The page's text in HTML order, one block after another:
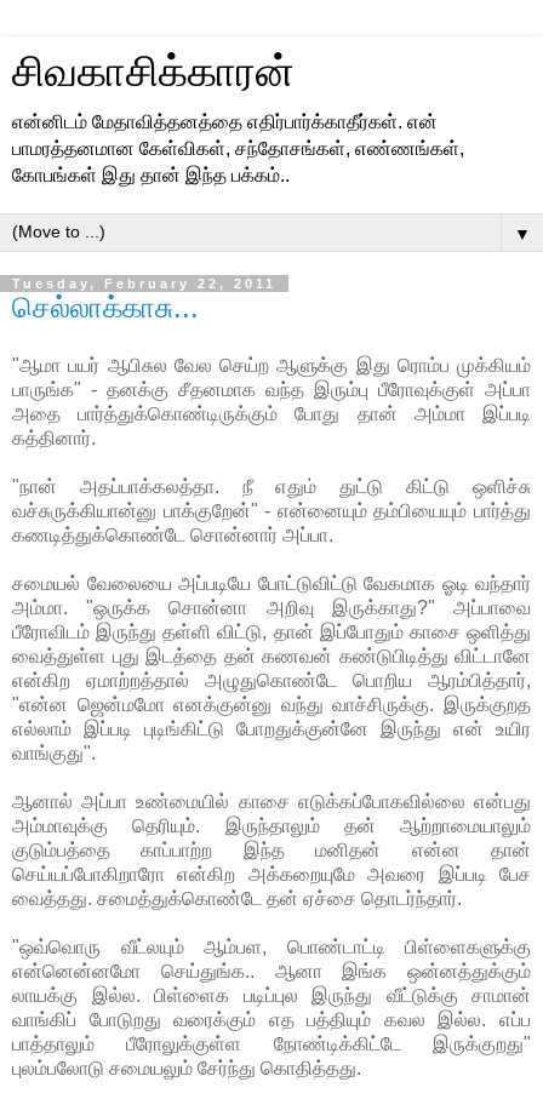
சிவகாசிக்காரன்
என்னிடம் மேதாவித்தனத்தை எதிர்பார்க்காதீர்கள். என்
பாமரத்தனமான கேள்விகள், சந்தோசங்கள், எண்ணங்கள்,
கோபங்கள் இது தான் இந்த பக்கம்..
▼
Tuesday, February 22, 2011
செல்லாக்காசு...
"ஆமா பயர் ஆபிசுல வேல செய்ற ஆளுக்கு இது ரொம்ப முக்கியம்
பாருங்க" - தனக்கு சீதனமாக வந்த இரும்பு பீரோவுக்குள் அப்பா
அதை பார்த்துக்கொண்டிருக்கும் போது தான் அம்மா இப்படி
கத்தினார்.
"நான் அதப்பாக்கலத்தா. நீ எதும் துட்டு கிட்டு ஒளிச்சு
வச்சுருக்கியான்னு பாக்குறேன்" - என்னையும் தம்பியையும் பார்த்து
கணடித்துக்கொண்டே சொன்னார் அப்பா.
சமையல் வேலையை அப்படியே போட்டுவிட்டு வேகமாக ஓடி வந்தார்
அம்மா. "ஒருக்க சொன்னா அறிவு இருக்காது?" அப்பாவை
பீரோவிடம் இருந்து தள்ளி விட்டு, தான் இப்போதும் காசை ஒளித்து
வைத்துள்ள புது இடத்தை தன் கணவன் கண்டுபிடித்து விட்டானே
என்கிற ஏமாற்றத்தால் அழுதுகொண்டே பொறிய ஆரம்பித்தார்,
"என்ன ஜென்மமோ எனக்குன்னு வந்து வாச்சிருக்கு. இருக்குறத
எல்லாம் இப்படி புடிங்கிட்டு போறதுக்குன்னே இருந்து என் உயிர
வாங்குது".
ஆனால் அப்பா உண்மையில் காசை எடுக்கப்போகவில்லை என்பது
அம்மாவுக்கு தெரியும். இருந்தாலும் தன் ஆற்றாமையாலும்
குடும்பத்தை காப்பாற்ற இந்த மனிதன் என்ன தான்
செய்யப்போகிறாரோ என்கிற அக்கறையுமே அவரை இப்படி பேச
வைத்தது. சமைத்துக்கொண்டே தன் ஏச்சை தொடர்ந்தார்.
"ஒவ்வொரு வீட்லயும் ஆம்பள, பொண்டாட்டி பிள்ளைகளுக்கு
என்னென்னமோ செய்துங்க.. ஆனா இங்க ஒன்னத்துக்கும்
லாயக்கு இல்ல. பிள்ளைக படிப்புல இருந்து வீட்டுக்கு சாமான்
வாங்கிப் போடுறது வரைக்கும் எத பத்தியும் கவல இல்ல. எப்ப
பாத்தாலும் பீரோலுக்குள்ள நோண்டிக்கிட்டே இருக்குறது"
புலம்பலோடு சமையலும் சேர்ந்து கொதித்தது.